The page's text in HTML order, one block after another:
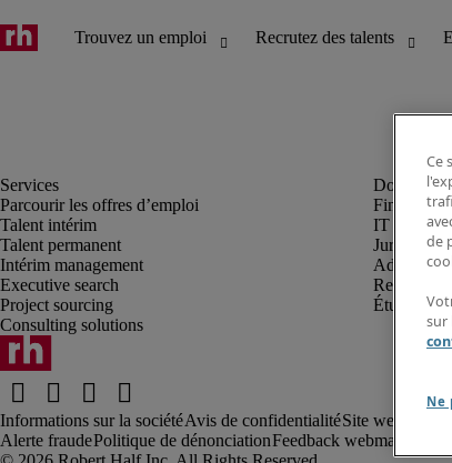
Parcourir les offres d’emploi
Talent intérim
Talent permanent
Intérim management
Executive search
Project sourcing
Consulting solutions
Finance et
IT et
Juridique
Étudiant
Informations sur la sociétéAvis de confidentialitéSite web et
Alerte fraudePolitique de dénonciationFeedback webmaster
Ce
de
sur
Ne